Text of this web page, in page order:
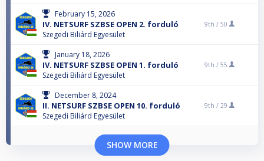
February 15, 2026
IV. NETSURF SZBSE OPEN 2. forduló
Szegedi Biliárd Egyesület
9th / 50
January 18, 2026
IV. NETSURF SZBSE OPEN 1. forduló
Szegedi Biliárd Egyesület
9th / 55
December 8, 2024
II. NETSURF SZBSE OPEN 10. forduló
Szegedi Biliárd Egyesület
9th / 29
SHOW MORE